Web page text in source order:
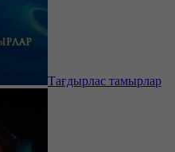
Тағдырлас тамырлар